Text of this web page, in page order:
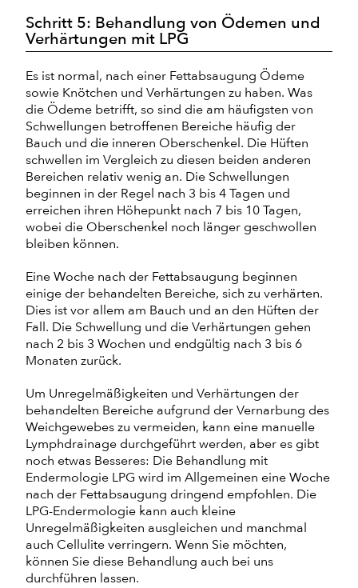
Schritt 5: Behandlung von Ödemen und
Verhärtungen mit LPG
Es ist normal, nach einer Fettabsaugung Ödeme
sowie Knötchen und Verhärtungen zu haben. Was
die Ödeme betrifft, so sind die am häufigsten von
Schwellungen betroffenen Bereiche häufig der
Bauch und die inneren Oberschenkel. Die Hüften
schwellen im Vergleich zu diesen beiden anderen
Bereichen relativ wenig an. Die Schwellungen
beginnen in der Regel nach 3 bis 4 Tagen und
erreichen ihren Höhepunkt nach 7 bis 10 Tagen,
wobei die Oberschenkel noch länger geschwollen
bleiben können.
Eine Woche nach der Fettabsaugung beginnen
einige der behandelten Bereiche, sich zu verhärten.
Dies ist vor allem am Bauch und an den Hüften der
Fall. Die Schwellung und die Verhärtungen gehen
nach 2 bis 3 Wochen und endgültig nach 3 bis 6
Monaten zurück.
Um Unregelmäßigkeiten und Verhärtungen der
behandelten Bereiche aufgrund der Vernarbung des
Weichgewebes zu vermeiden, kann eine manuelle
Lymphdrainage durchgeführt werden, aber es gibt
noch etwas Besseres: Die Behandlung mit
Endermologie LPG wird im Allgemeinen eine Woche
nach der Fettabsaugung dringend empfohlen. Die
LPG-Endermologie kann auch kleine
Unregelmäßigkeiten ausgleichen und manchmal
auch Cellulite verringern. Wenn Sie möchten,
können Sie diese Behandlung auch bei uns
durchführen lassen.